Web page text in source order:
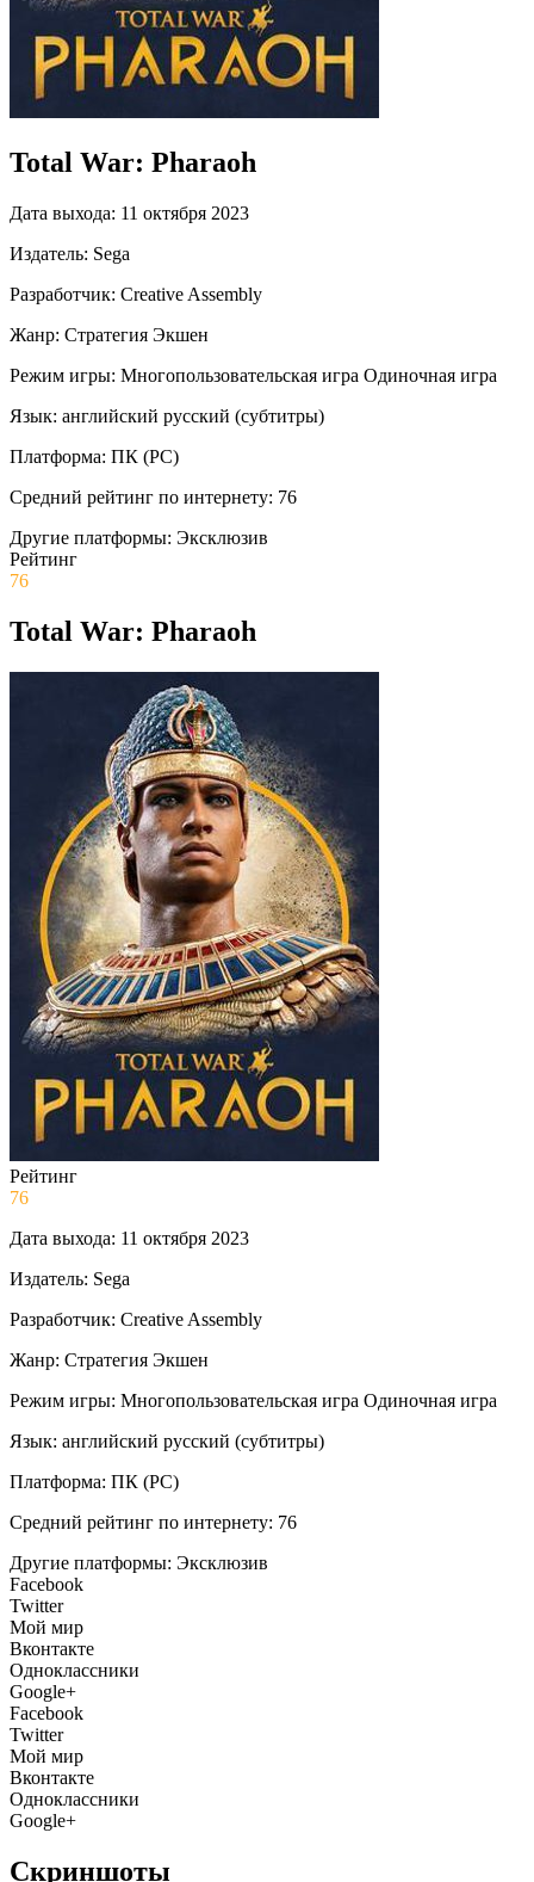
Total War: Pharaoh
Дата выхода: 11 октября 2023
Издатель: Sega
Разработчик: Creative Assembly
Жанр: Стратегия Экшен
Режим игры: Многопользовательская игра Одиночная игра
Язык: английский русский (субтитры)
Платформа: ПК (PC)
Средний рейтинг по интернету: 76
Другие платформы: Эксклюзив
Рейтинг
76
Total War: Pharaoh
Рейтинг
76
Дата выхода: 11 октября 2023
Издатель: Sega
Разработчик: Creative Assembly
Жанр: Стратегия Экшен
Режим игры: Многопользовательская игра Одиночная игра
Язык: английский русский (субтитры)
Платформа: ПК (PC)
Средний рейтинг по интернету: 76
Другие платформы: Эксклюзив
Facebook
Twitter
Мой мир
Вконтакте
Одноклассники
Google+
Facebook
Twitter
Мой мир
Вконтакте
Одноклассники
Google+
Скриншоты